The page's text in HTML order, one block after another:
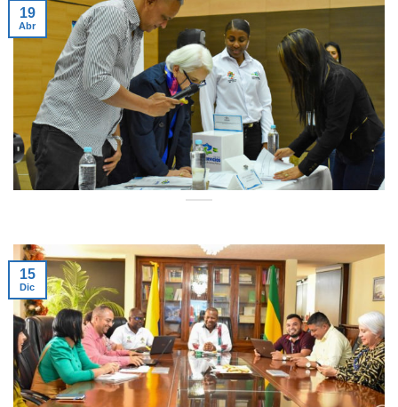
19
Abr
15
Dic